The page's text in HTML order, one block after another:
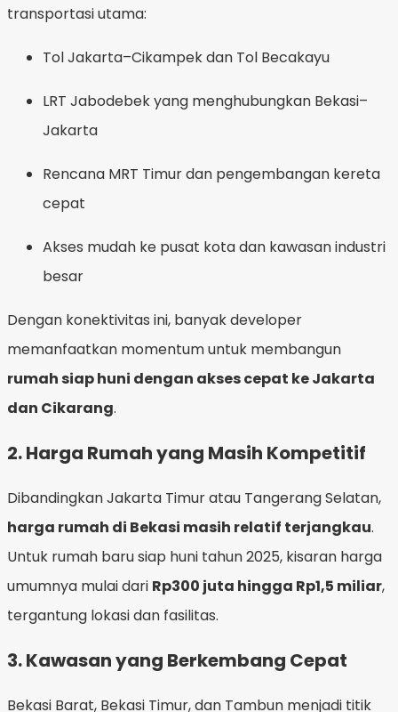
transportasi utama:
Tol Jakarta–Cikampek dan Tol Becakayu
LRT Jabodebek yang menghubungkan Bekasi–
Jakarta
Rencana MRT Timur dan pengembangan kereta
cepat
Akses mudah ke pusat kota dan kawasan industri
besar
Dengan konektivitas ini, banyak developer
memanfaatkan momentum untuk membangun
rumah siap huni dengan akses cepat ke Jakarta
dan Cikarang.
2.Harga Rumah yang Masih Kompetitif
Dibandingkan Jakarta Timur atau Tangerang Selatan,
harga rumah di Bekasi masih relatif terjangkau.
Untuk rumah baru siap huni tahun 2025, kisaran harga
umumnya mulai dari Rp300 juta hingga Rp1,5 miliar,
tergantung lokasi dan fasilitas.
3.Kawasan yang Berkembang Cepat
Bekasi Barat, Bekasi Timur, dan Tambun menjadi titik